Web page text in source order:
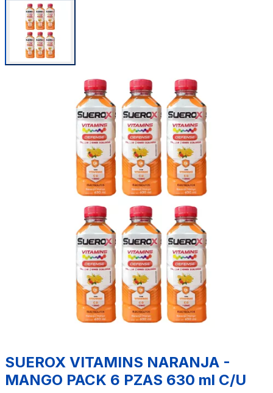
SUEROX VITAMINS NARANJA -
MANGO PACK 6 PZAS 630 ml C/U